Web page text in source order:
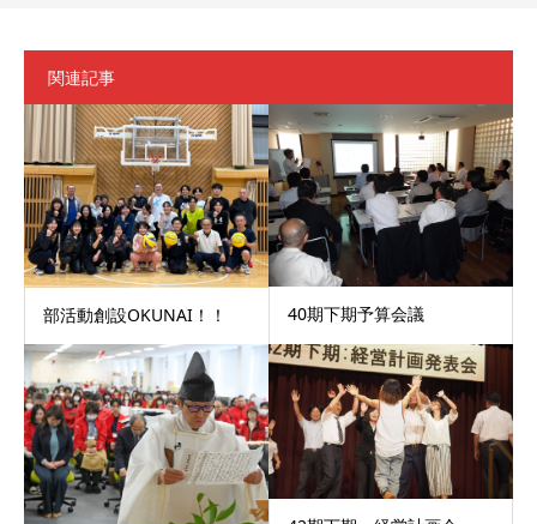
関連記事
部活動創設OKUNAI！！ 40期下期予算会議